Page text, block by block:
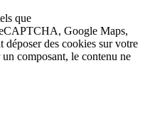
que
Google Maps,
des cookies sur votre
composant, le contenu ne